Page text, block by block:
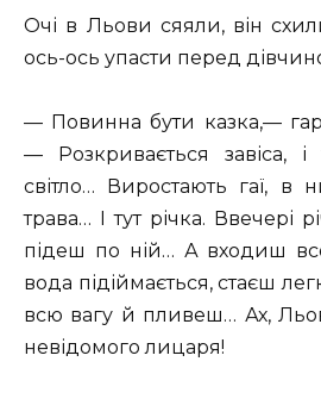
Очі в Льови сяяли, він
ось-ось упасти перед
— Повинна бути казка,—
— Розкривається завіса, і
світло… Виростають гаї, в
трава… І тут річка. Ввечері
підеш по ній… А входиш
вода підіймається, стаєш
всю вагу й пливеш… Ах,
невідомого лицаря!